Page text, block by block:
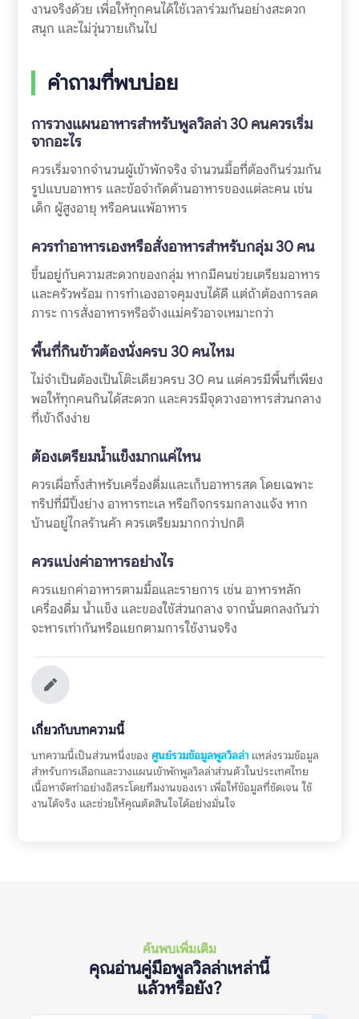
งานจริงด้วย เพื่อให้ทุกคนได้ใช้เวลาร่วมกันอย่างสะดวก
สนุก และไม่วุ่นวายเกินไป
คำถามที่พบบ่อย
การวางแผนอาหารสำหรับพูลวิลล่า 30 คนควรเริ่ม
จากอะไร
ควรเริ่มจากจำนวนผู้เข้าพักจริง จำนวนมื้อที่ต้องกินร่วมกัน
รูปแบบอาหาร และข้อจำกัดด้านอาหารของแต่ละคน เช่น
เด็ก ผู้สูงอายุ หรือคนแพ้อาหาร
ควรทำอาหารเองหรือสั่งอาหารสำหรับกลุ่ม 30 คน
ขึ้นอยู่กับความสะดวกของกลุ่ม หากมีคนช่วยเตรียมอาหาร
และครัวพร้อม การทำเองอาจคุมงบได้ดี แต่ถ้าต้องการลด
ภาระ การสั่งอาหารหรือจ้างแม่ครัวอาจเหมาะกว่า
พื้นที่กินข้าวต้องนั่งครบ 30 คนไหม
ไม่จำเป็นต้องเป็นโต๊ะเดียวครบ 30 คน แต่ควรมีพื้นที่เพียง
พอให้ทุกคนกินได้สะดวก และควรมีจุดวางอาหารส่วนกลาง
ที่เข้าถึงง่าย
ต้องเตรียมน้ำแข็งมากแค่ไหน
ควรเผื่อทั้งสำหรับเครื่องดื่มและเก็บอาหารสด โดยเฉพาะ
ทริปที่มีปิ้งย่าง อาหารทะเล หรือกิจกรรมกลางแจ้ง หาก
บ้านอยู่ไกลร้านค้า ควรเตรียมมากกว่าปกติ
ควรแบ่งค่าอาหารอย่างไร
ควรแยกค่าอาหารตามมื้อและรายการ เช่น อาหารหลัก
เครื่องดื่ม น้ำแข็ง และของใช้ส่วนกลาง จากนั้นตกลงกันว่า
จะหารเท่ากันหรือแยกตามการใช้งานจริง
เกี่ยวกับบทความนี้
บทความนี้เป็นส่วนหนึ่งของ ศูนย์รวมข้อมูลพูลวิลล่าแหล่งรวมข้อมูล
สำหรับการเลือกและวางแผนเข้าพักพูลวิลล่าส่วนตัวในประเทศไทย
เนื้อหาจัดทำอย่างอิสระโดยทีมงานของเรา เพื่อให้ข้อมูลที่ชัดเจน ใช้
งานได้จริง และช่วยให้คุณตัดสินใจได้อย่างมั่นใจ
ค้นพบเพิ่มเติม
คุณอ่านคู่มือพูลวิลล่าเหล่านี้
แล้วหรือยัง?